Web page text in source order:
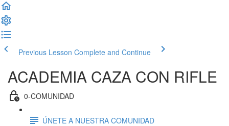
Previous Lesson Complete and Continue
ACADEMIA CAZA CON RIFLE
0-COMUNIDAD
ÚNETE A NUESTRA COMUNIDAD